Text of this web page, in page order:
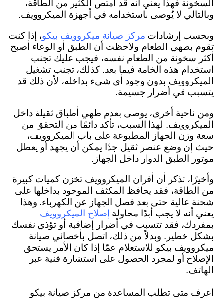
السخونة فهذا يعني أنه قد امتص الكثير من الطاقة،
وبالتالي لا يُوصى باستخدامه في أجهزة الميكروويف.
وبحسب إرشادات مركز صيانة ميكروويف بيكو، إذا كنت
تقوم بطهي الطعام ولاحظت أن الطبق أو الوعاء أصبح
أكثر سخونة من الطعام نفسه، فيجب عليك تجنب
استخدام هذه الخامة فيما بعد. كذلك، تجنب تشغيل
الميكروويف بدون وجود أي شيء بداخله، لأن ذلك قد
يتسبب في أضرار جسيمة.
ومن ناحية أخرى، يوصى بعدم طهي أطباق ثقيلة داخل
الميكروويف. لهذا السبب، تأكد دائمًا من التحقق من
سعة وزن الجهاز المطبوعة على باب الميكروويف،
حيث إن وضع عنصر ثقيل جدًا يمكن أن يجهد أو يعطل
موتور الطبق الدوار داخل الجهاز.
وأخيرًا، تذكر أن أفران الميكروويف تخزن كميات كبيرة
من الطاقة، فقد يحافظ المكثف الموجود بداخلها على
شحنة عالية حتى بعد فصل الجهاز عن الكهرباء. وهذا
يعني أنه لا يجب أبدًا محاولة
إصلاح الميكروويف
بمفردك، فقد تتسبب في أضرار إضافية أو تؤذي نفسك
بشكل خطير. وبدلاً من ذلك، اتصل بأخصائي صيانة
ميكروويف بيكو للاستعلام عمّا إذا كان الأمر يستحق
الإصلاح أو لمجرد الحصول على استشارة فنية عبر
الهاتف.
اعرف متى تطلب المساعدة من مركز صيانة بيكو